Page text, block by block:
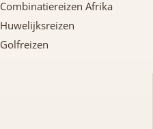
Combinatiereizen Afrika
Huwelijksreizen
Golfreizen